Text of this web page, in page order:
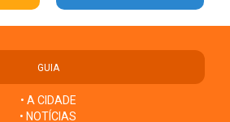
GUIA
• A CIDADE
• NOTÍCIAS